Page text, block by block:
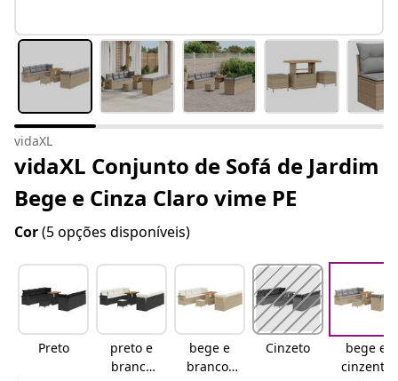
vidaXL
vidaXL Conjunto de Sofá de Jardim
Bege e Cinza Claro vime PE
Cor(5 opções disponíveis)
Preto
preto e
branco
bege e
branco-
Cinzeto
bege e
cinzento